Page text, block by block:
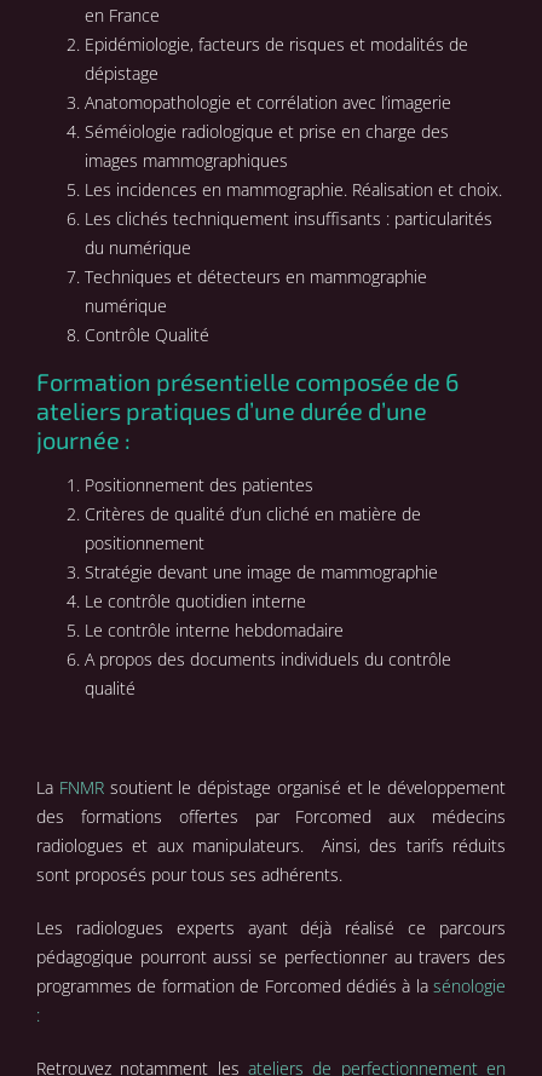
en France
Epidémiologie, facteurs de risques et modalités de
dépistage
Anatomopathologie et corrélation avec l’imagerie
Séméiologie radiologique et prise en charge des
images mammographiques
Les incidences en mammographie. Réalisation et choix.
Les clichés techniquement insuffisants : particularités
du numérique
Techniques et détecteurs en mammographie
numérique
Contrôle Qualité
Formation présentielle composée de 6
ateliers pratiques d’une durée d’une
journée :
Positionnement des patientes
Critères de qualité d’un cliché en matière de
positionnement
Stratégie devant une image de mammographie
Le contrôle quotidien interne
Le contrôle interne hebdomadaire
A propos des documents individuels du contrôle
qualité
La FNMRsoutient le dépistage organisé et le développement
des formations offertes par Forcomed aux médecins
radiologues et aux manipulateurs. Ainsi, des tarifs réduits
sont proposés pour tous ses adhérents.
Les radiologues experts ayant déjà réalisé ce parcours
pédagogique pourront aussi se perfectionner au travers des
programmes de formation de Forcomed dédiés à lasénologie
:
Retrouvez notamment les ateliers de perfectionnement en